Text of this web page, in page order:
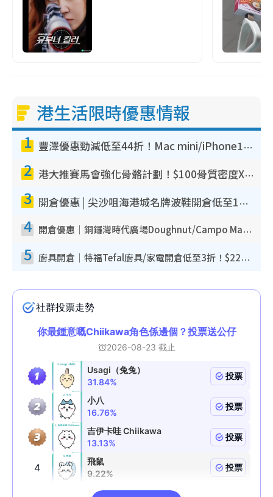
港生活限時優惠情報
1 豐澤優惠勁減低至44折！Mac mini/iPhone17Pro大減價！廚房家電$220起
2 港大推賽馬會強化骨骼計劃！$100骨質密度X光檢查 完成免費運動訓練送超市禮券！附參加資格
3 開倉優惠 | 尖沙咀海港城名牌波鞋開倉低至1折！On鞋$899起／Joy&Peace鞋履$98起
4 開倉優惠｜銅鑼灣時代廣場Doughnut/Campo Marzio開倉低至1折！背囊、書包、手袋劈價$200起
5 廚具開倉｜特福Tefal廚具/家電開倉低至3折！$220起買平底鍋/炒鑊/湯煲！電飯煲/吸塵機/燙斗$418起